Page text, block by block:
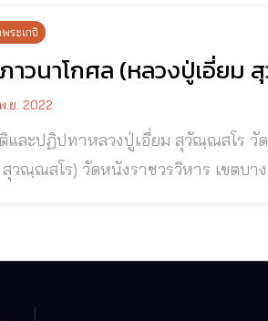
ระเกจิ
าวนาโกศล (หลวงปู่เอี่ยม
.ย. 2022
าหลวงปู่เอี่ยม สุวัณฺณสโร วัดหนังราชวรวิหารบางขุนเทียน กรุงเทพฯ พระภาวนาโกศล (หลวงปู่
ณสโร) วัดหนังราชวรวิหาร เขตบางขุนเทียน กรุงเทพฯ พระภาว